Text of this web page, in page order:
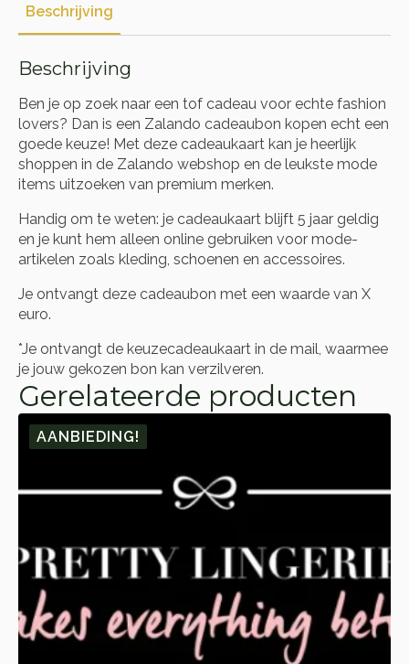
Beschrijving
Beschrijving
Ben je op zoek naar een tof cadeau voor echte fashion
lovers? Dan is een Zalando cadeaubon kopen echt een
goede keuze! Met deze cadeaukaart kan je heerlijk
shoppen in de Zalando webshop en de leukste mode
items uitzoeken van premium merken.
Handig om te weten: je cadeaukaart blijft 5 jaar geldig
en je kunt hem alleen online gebruiken voor mode-
artikelen zoals kleding, schoenen en accessoires.
Je ontvangt deze cadeaubon met een waarde van X
euro.
*Je ontvangt de keuzecadeaukaart in de mail, waarmee
je jouw gekozen bon kan verzilveren.
Gerelateerde producten
AANBIEDING!